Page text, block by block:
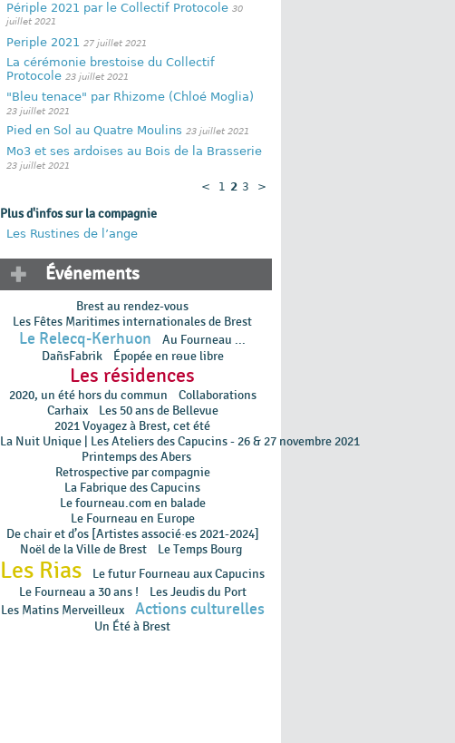
Périple 2021 par le Collectif Protocole 30
juillet 2021
Periple 2021
27 juillet 2021
La cérémonie brestoise du Collectif
Protocole 23 juillet 2021
"Bleu tenace" par Rhizome (Chloé Moglia)
23 juillet 2021
Pied en Sol au Quatre Moulins 23 juillet 2021
Mo3 et ses ardoises au Bois de la Brasserie
23 juillet 2021
< 1 2 3 >
Plus d'infos sur la compagnie
Les Rustines de l’ange
Événements
Brest au rendez-vous
Les Fêtes Maritimes internationales de Brest
Le Relecq-Kerhuon
Au Fourneau ...
DañsFabrik
Épopée en rɵue libre
Les résidences
2020, un été hors du commun
Collaborations
Carhaix
Les 50 ans de Bellevue
2021 Voyagez à Brest, cet été
La Nuit Unique | Les Ateliers des Capucins - 26 & 27 novembre 2021
Printemps des Abers
Retrospective par compagnie
La Fabrique des Capucins
Le fourneau.com en balade
Le Fourneau en Europe
De chair et d’os [Artistes associé·es 2021-2024]
Noël de la Ville de Brest
Le Temps Bourg
Les Rias
Le futur Fourneau aux Capucins
Le Fourneau a 30 ans !
Les Jeudis du Port
Les Matins Merveilleux
Actions culturelles
Un Été à Brest